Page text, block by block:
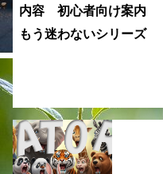
内容 初心者向け案内
もう迷わないシリーズ